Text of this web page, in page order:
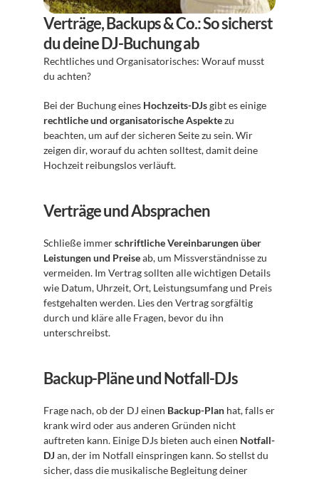
Verträge, Backups & Co.: So sicherst
du deine DJ-Buchung ab
Rechtliches und Organisatorisches: Worauf musst
du achten?
Bei der Buchung eines Hochzeits-DJs
rechtliche und organisatorische Aspekte zu
beachten, um auf der sicheren Seite zu sein. Wir
zeigen dir, worauf du achten solltest, damit deine
Hochzeit reibungslos verläuft.
Verträge und Absprachen
Schließe immer schriftliche Vereinbarungen über
Leistungen und Preise ab, um Missverständnisse zu
vermeiden. Im Vertrag sollten alle wichtigen Details
wie Datum, Uhrzeit, Ort, Leistungsumfang und Preis
festgehalten werden. Lies den Vertrag sorgfältig
durch und kläre alle Fragen, bevor du ihn
unterschreibst.
Backup-Pläne und Notfall-DJs
Frage nach, ob der DJ einen Backup-Plan hat, falls er
krank wird oder aus anderen Gründen nicht
auftreten kann. Einige DJs bieten auch einen Notfall-
DJ an, der im Notfall einspringen kann. So stellst du
sicher, dass die musikalische Begleitung deiner